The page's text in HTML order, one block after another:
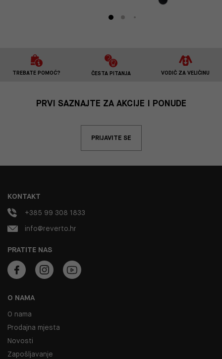
TREBATE POMOĆ? ČESTA PITANJA VODIČ ZA VELIČINU
PRVI SAZNAJTE ZA AKCIJE I PONUDE
PRIJAVITE SE
O NAMA
O nama
Prodajna mjesta
Novosti
Zapošljavanje
PRATITE NAS
KONTAKT
+385 99 308 1833
info@reverto.hr